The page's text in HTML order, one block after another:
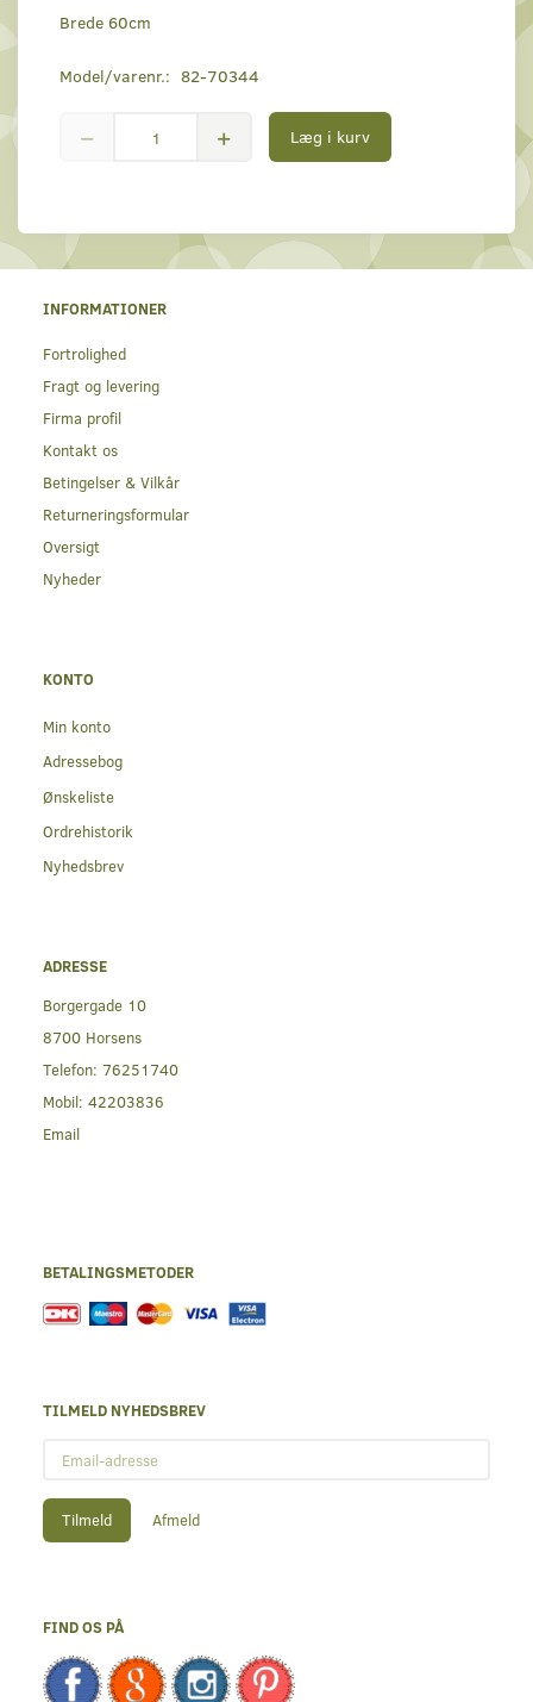
Brede 60cm
Model/varenr.: 82-70344
Læg i kurv
INFORMATIONER
Fortrolighed
Fragt og levering
Firma profil
Kontakt os
Betingelser & Vilkår
Returneringsformular
Oversigt
Nyheder
KONTO
Min konto
Adressebog
Ønskeliste
Ordrehistorik
Nyhedsbrev
ADRESSE
Borgergade 10
8700 Horsens
Telefon: 76251740
Mobil: 42203836
Email
BETALINGSMETODER
TILMELD NYHEDSBREV
adresse
Tilmeld Afmeld
FIND OS PÅ